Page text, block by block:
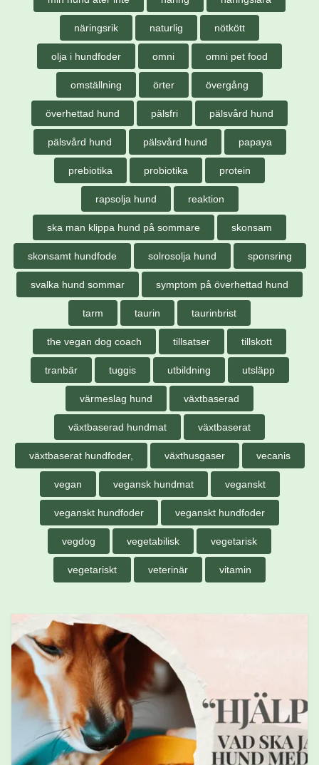
näringsrik naturlig nötkött
olja i hundfoder omni omni pet food
omställning örter övergång
överhettad hund pälsfri pälsvård hund
pälsvård hund pälsvård hund papaya
prebiotika probiotika protein
rapsolja hund reaktion
ska man klippa hund på sommare skonsam
skonsamt hundfode solrosolja hund sponsring
svalka hund sommar symptom på överhettad hund
tarm taurin taurinbrist
the vegan dog coach tillsatser tillskott
tranbär tuggis utbildning utsläpp
värmeslag hund växtbaserad
växtbaserad hundmat växtbaserat
växtbaserat hundfoder, växthusgaser vecanis
vegan vegansk hundmat veganskt
veganskt hundfoder veganskt hundfoder
vegdog vegetabilisk vegetarisk
vegetariskt veterinär vitamin